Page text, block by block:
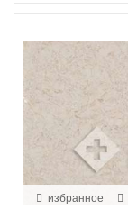
избранное